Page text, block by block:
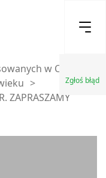
Zgłoś błąd
w Chełmie
>
ZAPRASZAMY